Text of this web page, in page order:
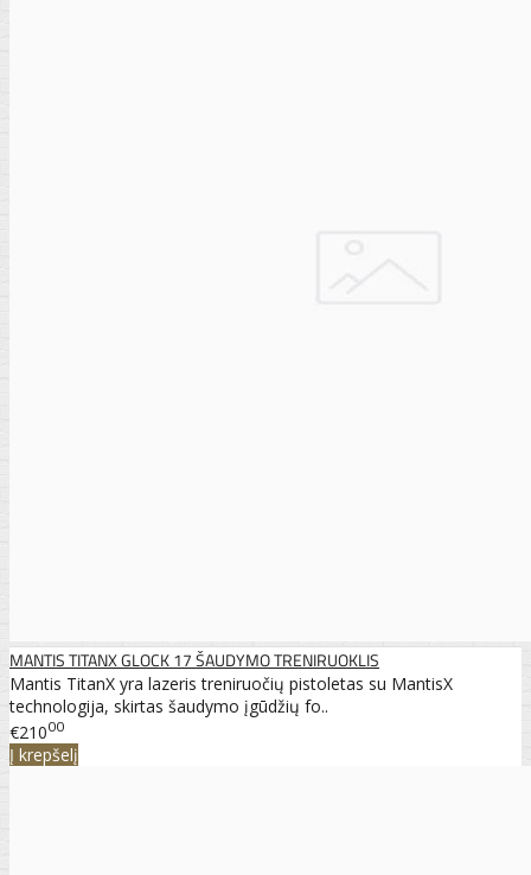
MANTIS TITANX GLOCK 17 ŠAUDYMO TRENIRUOKLIS
Mantis TitanX yra lazeris treniruočių pistoletas su MantisX
technologija, skirtas šaudymo įgūdžių fo..
€21000
Į krepšelį